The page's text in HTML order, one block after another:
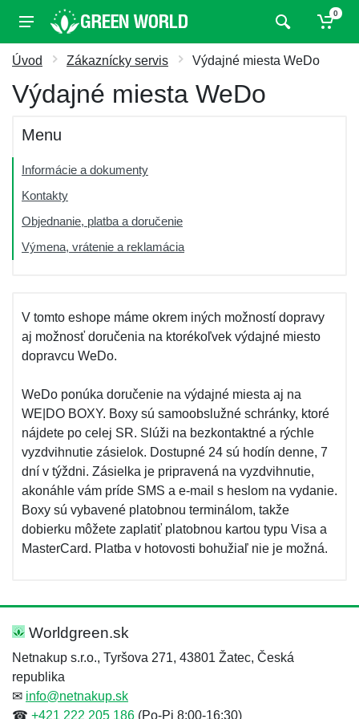
0
Úvod Zákaznícky servis Výdajné miesta WeDo
Výdajné miesta WeDo
Menu
Informácie a dokumenty
Kontakty
Objednanie, platba a doručenie
Výmena, vrátenie a reklamácia
V tomto eshope máme okrem iných možností dopravy
aj možnosť doručenia na ktorékoľvek výdajné miesto
dopravcu WeDo.
WeDo ponúka doručenie na výdajné miesta aj na
WE|DO BOXY. Boxy sú samoobslužné schránky, ktoré
nájdete po celej SR. Slúži na bezkontaktné a rýchle
vyzdvihnutie zásielok. Dostupné 24 sú hodín denne, 7
dní v týždni. Zásielka je pripravená na vyzdvihnutie,
akonáhle vám príde SMS a e-mail s heslom na vydanie.
Boxy sú vybavené platobnou terminálom, takže
dobierku môžete zaplatiť platobnou kartou typu Visa a
MasterCard. Platba v hotovosti bohužiaľ nie je možná.
Worldgreen.sk
Netnakup s.r.o., Tyršova 271, 43801 Žatec, Česká
republika
✉ info@netnakup.sk
☎ +421 222 205 186 (Po-Pi 8:00-16:30)